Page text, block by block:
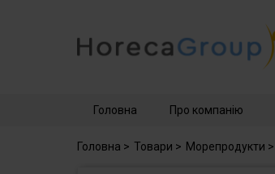
Головна Про компанію
Головна > Товари > Морепродукти >